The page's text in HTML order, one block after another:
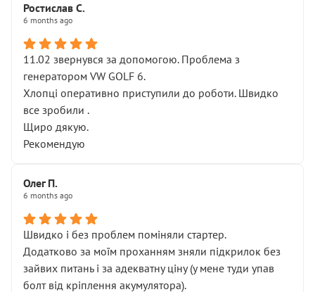
Ростислав С.
6 months ago
11.02 звернувся за допомогою. Проблема з
генератором VW GOLF 6.
Хлопці оперативно приступили до роботи. Швидко
все зробили .
Щиро дякую.
Рекомендую
Олег П.
6 months ago
Швидко і без проблем поміняли стартер.
Додатково за моїм проханням зняли підкрилок без
зайвих питань і за адекватну ціну (у мене туди упав
болт від кріплення акумулятора).